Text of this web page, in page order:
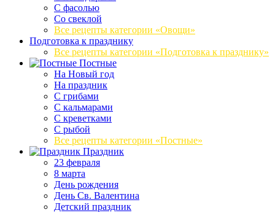
С фасолью
Со свеклой
Все рецепты категории «Овощи»
Подготовка к празднику
Все рецепты категории «Подготовка к празднику»
Постные
На Новый год
На праздник
С грибами
С кальмарами
С креветками
С рыбой
Все рецепты категории «Постные»
Праздник
23 февраля
8 марта
День рождения
День Св. Валентина
Детский праздник